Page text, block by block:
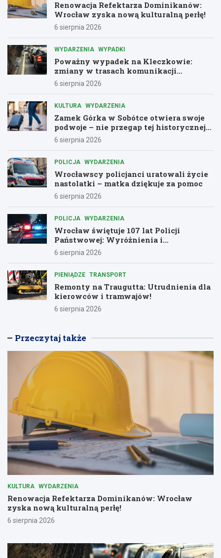
Renowacja Refektarza Dominikanów:
Wrocław zyska nową kulturalną perłę!
6 sierpnia 2026
WYDARZENIA WYPADKI
Poważny wypadek na Kleczkowie:
zmiany w trasach komunikacji
miejskiej
6 sierpnia 2026
KULTURA WYDARZENIA
Zamek Górka w Sobótce otwiera swoje
podwoje – nie przegap tej historycznej
przygody!
6 sierpnia 2026
POLICJA WYDARZENIA
Wrocławscy policjanci uratowali życie
nastolatki – matka dziękuje za pomoc
6 sierpnia 2026
POLICJA WYDARZENIA
Wrocław świętuje 107 lat Policji
Państwowej: Wyróżnienia i
podziękowania dla bohaterów służby
6 sierpnia 2026
PIENIĄDZE TRANSPORT
Remonty na Traugutta: Utrudnienia dla
kierowców i tramwajów!
6 sierpnia 2026
Przeczytaj także
KULTURA WYDARZENIA
Renowacja Refektarza Dominikanów: Wrocław
zyska nową kulturalną perłę!
6 sierpnia 2026